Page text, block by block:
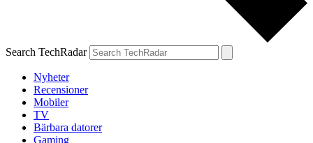
Search TechRadar
Nyheter
Recensioner
Mobiler
TV
Bärbara datorer
Gaming